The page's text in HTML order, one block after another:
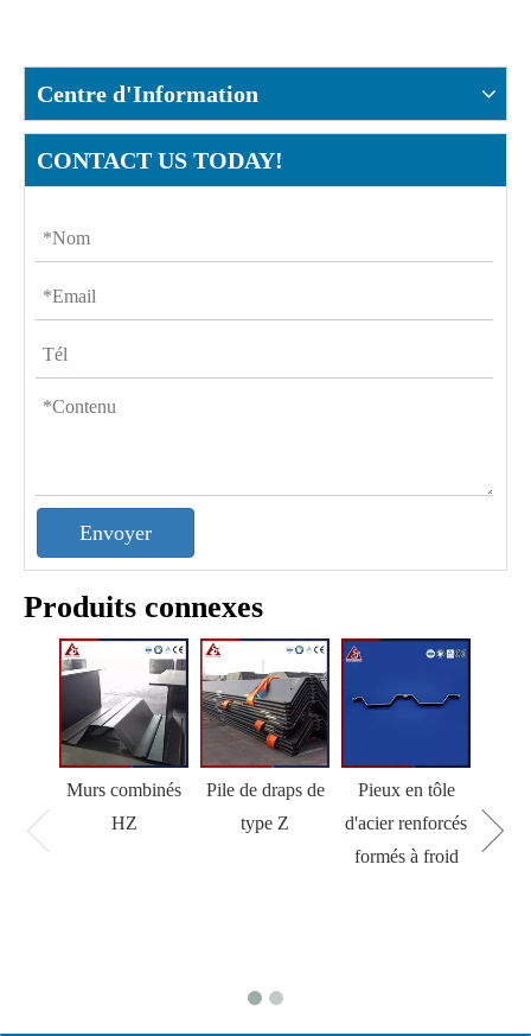
Centre d'Information
CONTACT US TODAY!
Envoyer
Produits connexes
Murs combinés
HZ
Pile de draps de
type Z
Pieux en tôle
d'acier renforcés
formés à froid